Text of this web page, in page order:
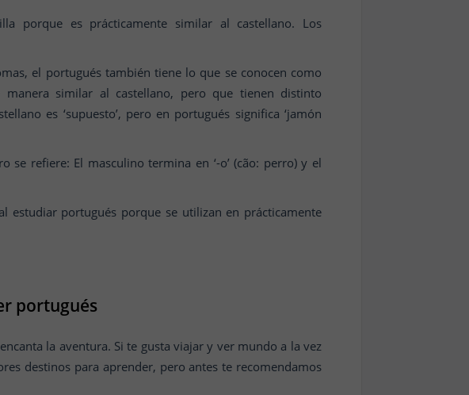
porque es prácticamente similar al castellano. Los
el portugués también tiene lo que se conocen como
similar al castellano, pero que tienen distinto
es ‘supuesto’, pero en portugués significa ‘jamón
refiere: El masculino termina en ‘-o’ (cão: perro) y el
estudiar portugués porque se utilizan en prácticamente
portugués
la aventura. Si te gusta viajar y ver mundo a la vez
destinos para aprender, pero antes te recomendamos